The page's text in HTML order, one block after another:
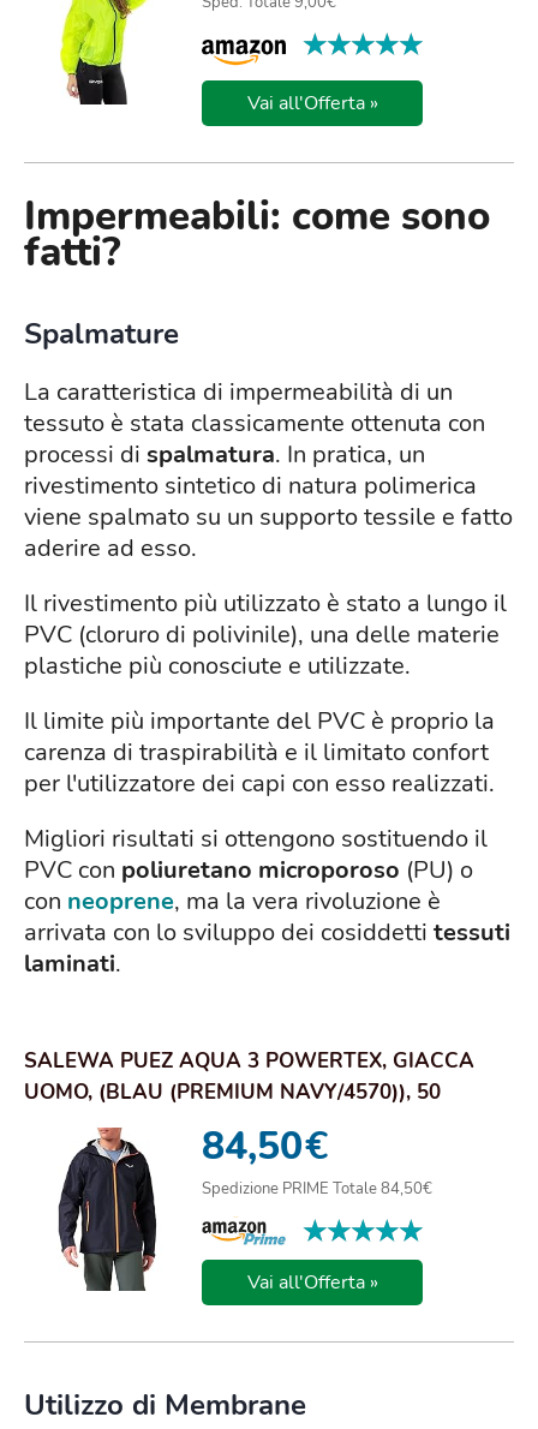
★★★★★
★★★★★
Vai all'Offerta »
Impermeabili: come sono
fatti?
Spalmature
La caratteristica di impermeabilità di un
tessuto è stata classicamente ottenuta con
processi di spalmatura. In pratica, un
rivestimento sintetico di natura polimerica
viene spalmato su un supporto tessile e fatto
aderire ad esso.
Il rivestimento più utilizzato è stato a lungo il
PVC (cloruro di polivinile), una delle materie
plastiche più conosciute e utilizzate.
Il limite più importante del PVC è proprio la
carenza di traspirabilità e il limitato confort
per l'utilizzatore dei capi con esso realizzati.
Migliori risultati si ottengono sostituendo il
PVC con poliuretano microporoso (PU) o
con neoprene, ma la vera rivoluzione è
arrivata con lo sviluppo dei cosiddetti tessuti
laminati.
SALEWA PUEZ AQUA 3 POWERTEX, GIACCA
UOMO, (BLAU (PREMIUM NAVY/4570)), 50
84,50€
Spedizione PRIME Totale 84,50€
★★★★★
★★★★★
Vai all'Offerta »
Utilizzo di Membrane